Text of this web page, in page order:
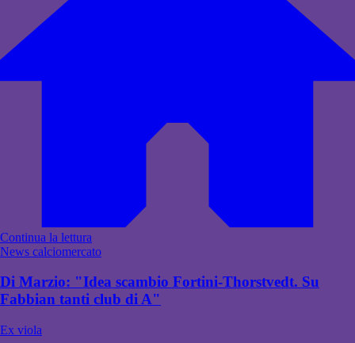
Continua la lettura
News calciomercato
Di Marzio: "Idea scambio Fortini-Thorstvedt. Su
Fabbian tanti club di A"
Ex viola